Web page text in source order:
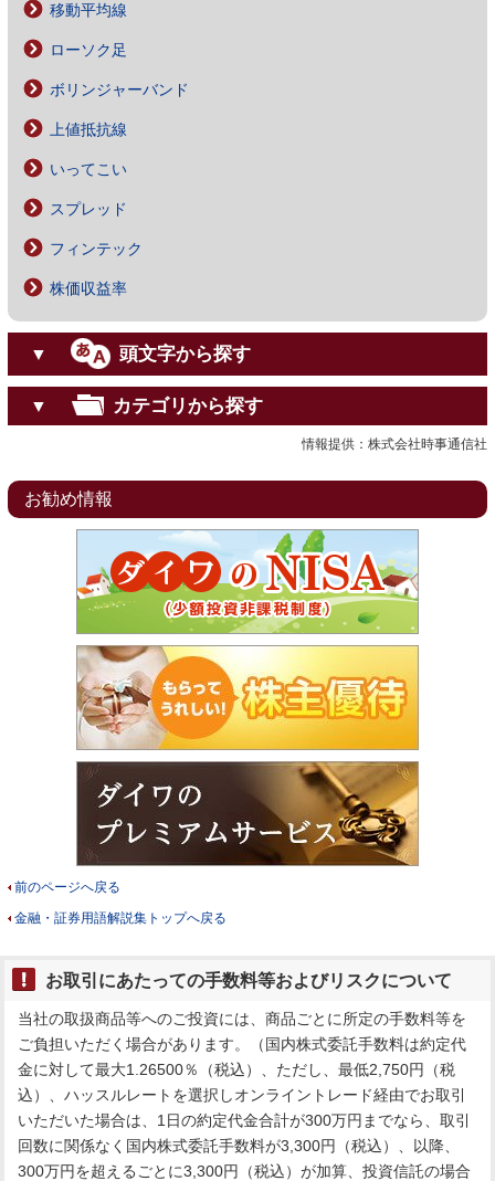
移動平均線
ローソク足
ボリンジャーバンド
上値抵抗線
いってこい
スプレッド
フィンテック
株価収益率
▼ 頭文字から探す
▼ カテゴリから探す
情報提供：株式会社時事通信社
お勧め情報
前のページへ戻る
金融・証券用語解説集トップへ戻る
お取引にあたっての手数料等およびリスクについて
当社の取扱商品等へのご投資には、商品ごとに所定の手数料等を
ご負担いただく場合があります。（国内株式委託手数料は約定代
金に対して最大1.26500％（税込）、ただし、最低2,750円（税
込）、ハッスルレートを選択しオンライントレード経由でお取引
いただいた場合は、1日の約定代金合計が300万円までなら、取引
回数に関係なく国内株式委託手数料が3,300円（税込）、以降、
300万円を超えるごとに3,300円（税込）が加算、投資信託の場合